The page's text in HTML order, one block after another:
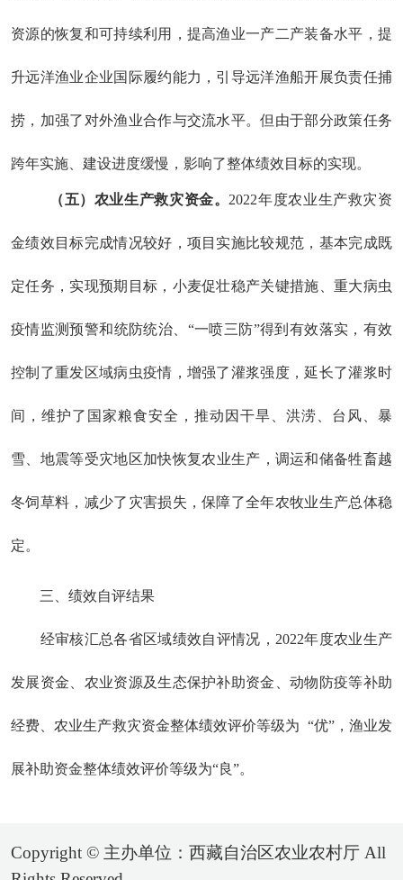
资源的恢复和可持续利用，提高渔业一产二产装备水平，提
升远洋渔业企业国际履约能力，引导远洋渔船开展负责任捕
捞， 加强了对外渔业合作与交流水平。但由于部分政策任务
跨年实施、 建设进度缓慢，影响了整体绩效目标的实现。
（五）农业生产救灾资金。 2022年度农业生产救灾资
金绩效目标完成情况较好，项目实施比较规范，基本完成既
定任务，实现预期目标， 小麦促壮稳产关键措施、重大病虫
疫情监测预警和统防统治、“一喷三防”得到有效落实，有效
控制了重发区域病虫疫情，增强了灌浆强度 ，延长了灌浆时
间， 维护了国家粮食安全 ，推动 因干旱、洪涝、 台风、暴
雪、 地震等受灾地区加快恢复农业生产 ，调运和储备牲畜越
冬饲草料，减少了 灾害损失，保障了全年农牧业生产总体稳
定。
三、 绩效自评结果
经审核汇总各省区域绩效自评情况， 2022年度农业生产
发展资金、农业资源及生态保护补助资金、动物防疫等补助
经费、农业生产救灾资金整体绩效评价等级为 “优”，渔业发
展补助资金整体绩效评价等级为“良”。
Copyright © 主办单位：西藏自治区农业农村厅 All